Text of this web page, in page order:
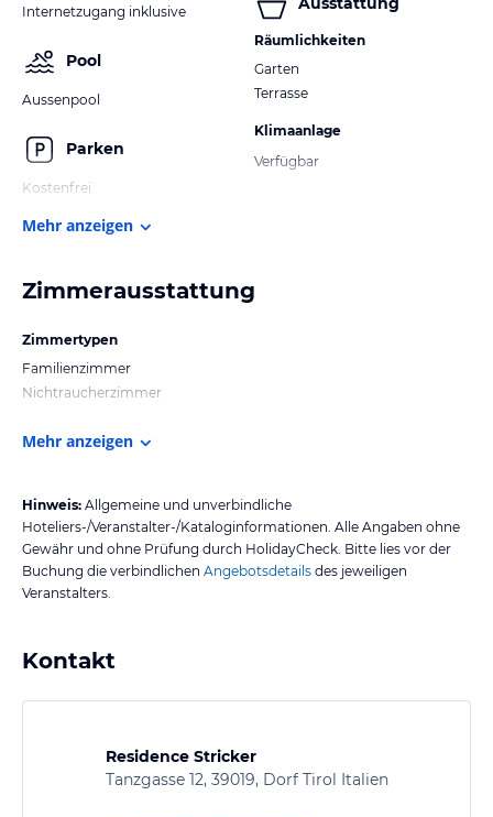
Internetzugang inklusive
Pool
Aussenpool
Parken
Kostenfrei
Räumlichkeiten
Garten
Terrasse
Klimaanlage
Verfügbar
Mehr anzeigen
Zimmerausstattung
Zimmertypen
Familienzimmer
Nichtraucherzimmer
Mehr anzeigen
Hinweis: Allgemeine und unverbindliche
Hoteliers-/Veranstalter-/Kataloginformationen. Alle Angaben ohne
Gewähr und ohne Prüfung durch HolidayCheck. Bitte lies vor der
Buchung die verbindlichen Angebotsdetails des jeweiligen
Veranstalters.
Kontakt
Residence Stricker
Tanzgasse 12, 39019, Dorf Tirol Italien